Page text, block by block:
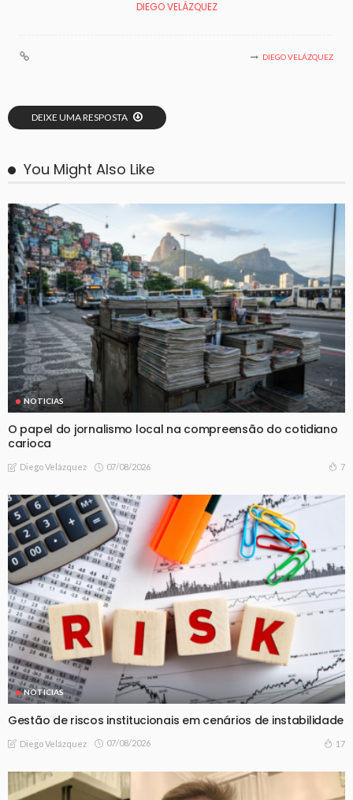
DIEGO VELÁZQUEZ
DIEGO VELÁZQUEZ
DEIXE UMA RESPOSTA
You Might Also Like
NOTICIAS
O papel do jornalismo local na compreensão do cotidiano
carioca
Diego Velázquez 07/08/2026 7
NOTICIAS
Gestão de riscos institucionais em cenários de instabilidade
Diego Velázquez 07/08/2026 17